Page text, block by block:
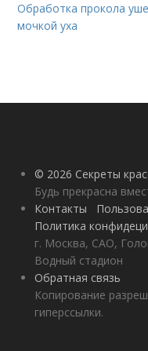
Обработка прокола
мочкой уха
© 2026 Секреты
Будь прекрасна
Контакты
Политика
г. Москва, САО,
Водный стадион
Обратная связь
Копирование
гиперссылки.